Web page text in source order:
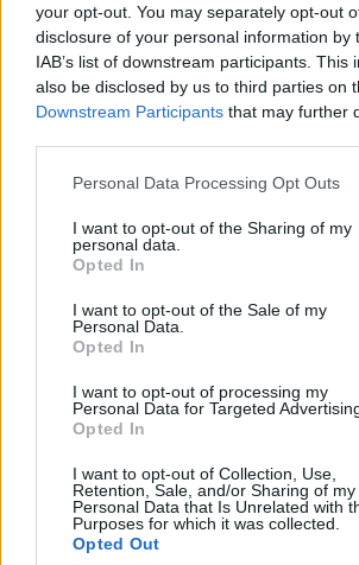
your opt-out. You may separately opt-out
disclosure of your personal information by
IAB’s list of downstream participants. This
also be disclosed by us to third parties on
Downstream Participants that may further
Personal Data Processing Opt Outs
I want to opt-out of the Sharing of my
personal data.
Opted In
I want to opt-out of the Sale of my
Personal Data.
Opted In
I want to opt-out of processing my
Personal Data for Targeted
Opted In
I want to opt-out of Collection, Use,
Retention, Sale, and/or Sharing of my
Personal Data that Is Unrelated with
Purposes for which it was collected.
Opted Out
Szerzői jogok
Adatvédelmi tájékoztató
Cookie-kezelési tájékoztató
Hozzászólási szabályzat
Nyomtatott lapjaink
Székely Hírmondó archívuma
Sütibeállítások
Médiatér
Liget
Krónika
Bihari Napló